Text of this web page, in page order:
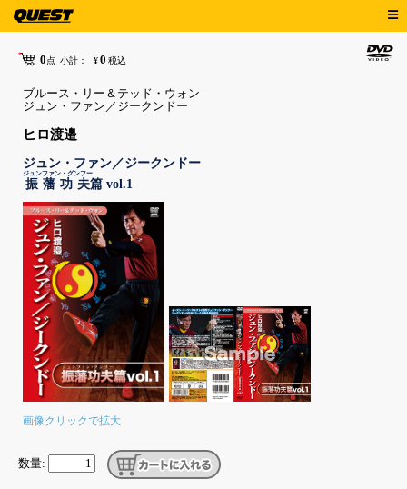
0点 小計： ¥0 税込
ブルース・リー＆テッド・ウォン
ジュン・ファン／ジークンドー
ヒロ渡邉
ジュン・ファン／ジークンドー
振藩功夫
ジュンファン・グンフー
篇 vol.1
画像クリックで拡大
数量: